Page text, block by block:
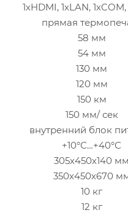
1хHDMI, 1хLAN,
прямая
58 мм
54 мм
130 мм
120 мм
150 км
150 мм/ сек
внутренний блок
+10°С…+40°С
305х450х140 мм
350х450х670
10 кг
12 кг